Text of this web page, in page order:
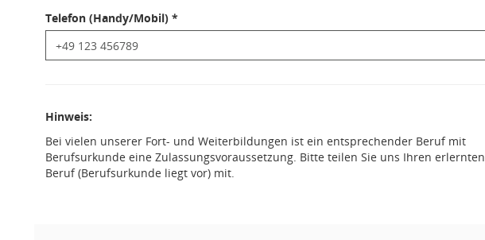
Telefon (Handy/Mobil) *
Hinweis:
Bei vielen unserer Fort- und Weiterbildungen ist ein entsprechender Beruf mit
Berufsurkunde eine Zulassungsvoraussetzung. Bitte teilen Sie uns Ihren erlernten
Beruf (Berufsurkunde liegt vor) mit.